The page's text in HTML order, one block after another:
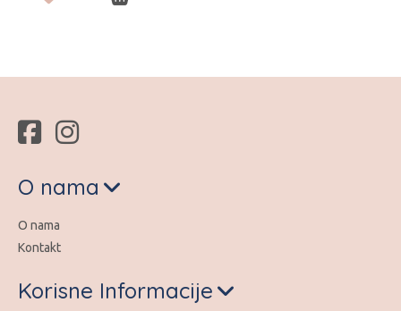
O nama
O nama
Kontakt
Korisne Informacije